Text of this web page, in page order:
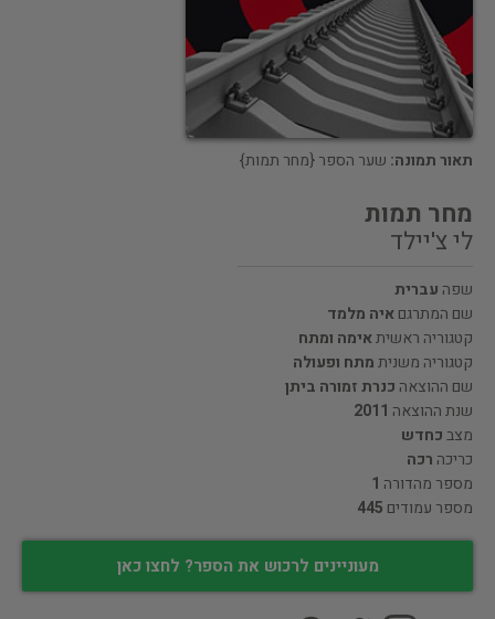
תאור תמונה: שער הספר {מחר תמות}
מחר תמות
לי צ'יילד
שפה עברית
שם המתרגםאיה מלמד
קטגוריה ראשיתאימה ומתח
קטגוריה משניתמתח ופעולה
שם ההוצאה כנרת זמורה ביתן
שנת ההוצאה 2011
מצבכחדש
כריכה רכה
מספר מהדורה 1
מספר עמודים 445
מעוניינים לרכוש את הספר? לחצו כאן